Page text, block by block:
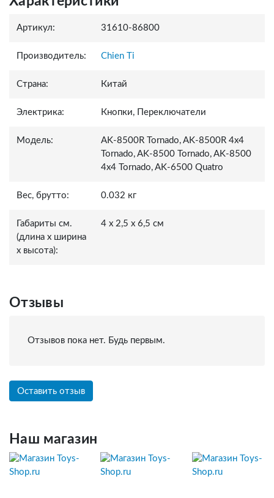
Артикул: 31610-86800
Производитель: Chien Ti
Страна: Китай
Электрика: Кнопки, Переключатели
Модель:
AK-8500R Tornado, AK-8500R 4x4
Tornado, AK-8500 Tornado, AK-8500
4x4 Tornado, AK-6500 Quatro
Вес, брутто: 0.032 кг
Габариты см.
(длина x ширина
x высота):
4 x 2,5 x 6,5 см
Отзывы
Отзывов пока нет. Будь первым.
Оставить отзыв
Наш магазин